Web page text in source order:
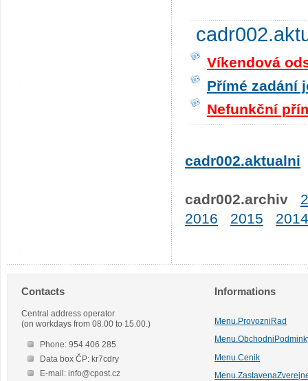
Víkendová
Přímé zadání
Nefunkční
cadr002.aktualni
cadr002.archiv
2016
2015 2014
Contacts
Central address operator
(on workdays from 08.00 to 15.00.)
Phone: 954 406 285
Data box ČP: kr7cdry
E-mail: info@cpost.cz
Informations
Menu.ProvozniRad
Menu.Cenik